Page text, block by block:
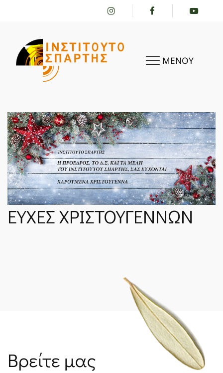
ΜΕΝΟΥ
ΑΡΧΙΚΗ
ΤΟ ΙΝΣΤΙΤΟΎΤΟ
ΔΡΑΣΤΗΡΙΌΤΗΤΕΣ
ΕΥΧΕΣ ΧΡΙΣΤΟΥΓΕΝΝΩΝ
Βρείτε μας